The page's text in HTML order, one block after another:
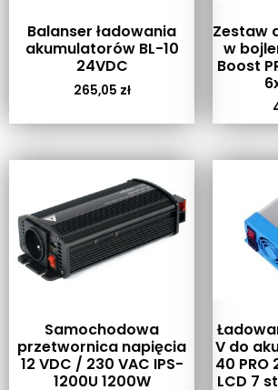
Balanser ładowania
akumulatorów BL-10
24VDC
265,05 zł
Zestaw
w
Boost
Samochodowa
przetwornica napięcia
12 VDC / 230 VAC IPS-
1200U 1200W
V do
40
LCD 7